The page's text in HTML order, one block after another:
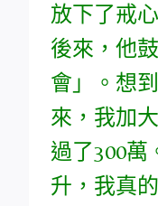
放下了戒心
後來，他
會」。想
來，我加
過了300萬
升，我真